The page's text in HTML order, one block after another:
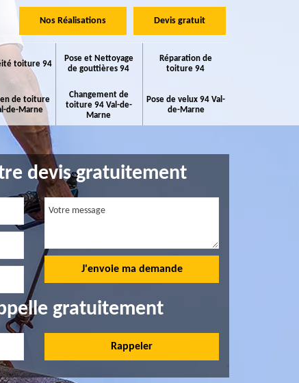
Nos Réalisations Devis gratuit
toiture 94
Pose et Nettoyage
de gouttières 94
Réparation de
toiture 94
de toiture
de-Marne
Changement de
toiture 94 Val-de-
Marne
Pose de velux 94 Val-
de-Marne
devis gratuitement
gratuitement